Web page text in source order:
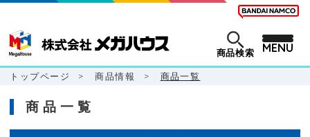
商品検索 MENU
トップページ > 商品情報 > 商品一覧
商品一覧